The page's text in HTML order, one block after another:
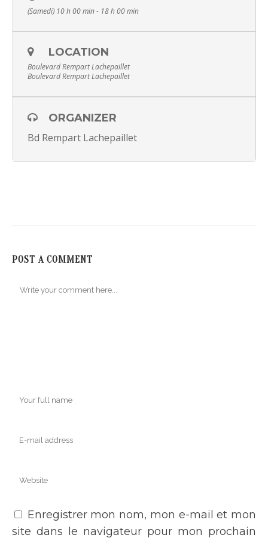
(Samedi) 10 h 00 min - 18 h 00 min
LOCATION
Boulevard Rempart Lachepaillet
Boulevard Rempart Lachepaillet
ORGANIZER
Bd Rempart Lachepaillet
POST A COMMENT
Enregistrer mon nom, mon e-mail et mon
site dans le navigateur pour mon prochain